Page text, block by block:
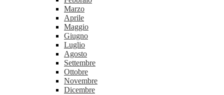
Marzo
Aprile
Maggio
Giugno
Luglio
Agosto
Settembre
Ottobre
Novembre
Dicembre